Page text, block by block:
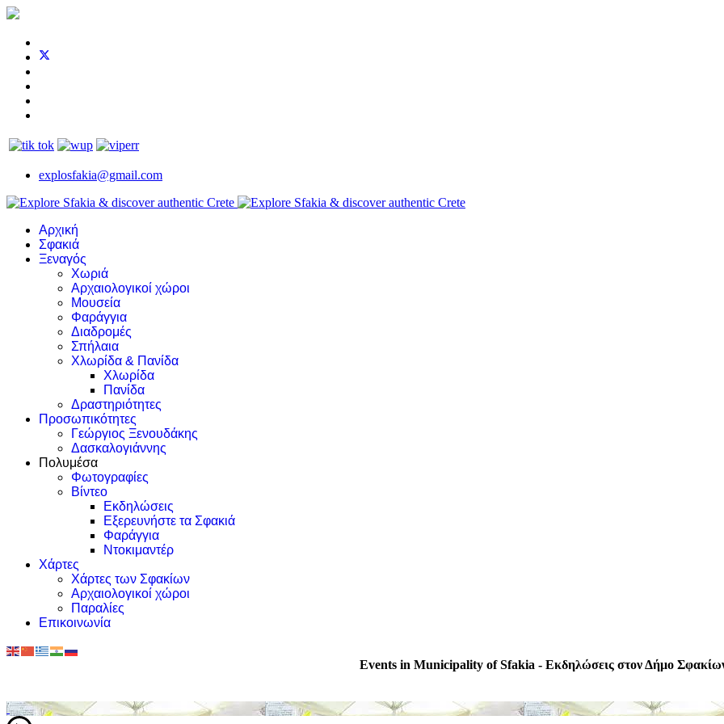
explosfakia@gmail.com
Αρχική
Σφακιά
Ξεναγός
Χωριά
Αρχαιολογικοί χώροι
Μουσεία
Φαράγγια
Διαδρομές
Σπήλαια
Χλωρίδα & Πανίδα
Χλωρίδα
Πανίδα
Δραστηριότητες
Προσωπικότητες
Γεώργιος Ξενουδάκης
Δασκαλογιάννης
Πολυμέσα
Φωτογραφίες
Βίντεο
Εκδηλώσεις
Εξερευνήστε τα Σφακιά
Φαράγγια
Ντοκιμαντέρ
Χάρτες
Χάρτες των Σφακίων
Αρχαιολογικοί χώροι
Παραλίες
Επικοινωνία
Events in Municipality of Sfakia - Εκδηλώσεις στον Δήμο